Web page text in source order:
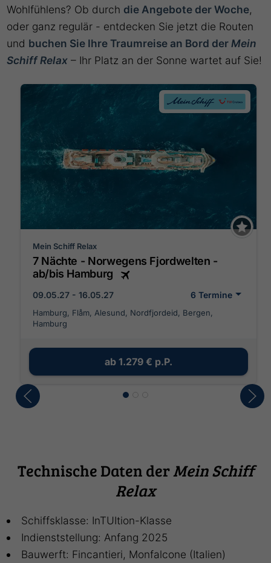
Wohlfühlens? Ob durch die Angebote der Woche,
oder ganz regulär - entdecken Sie jetzt die Routen
und buchen Sie Ihre Traumreise an Bord derMein
Schiff Relax – Ihr Platz an der Sonne wartet auf Sie!
Mein Schiff Relax
7 Nächte - Norwegens Fjordwelten -
ab/bis Hamburg
09.05.27 - 16.05.27 6 Termine
Hamburg, Flåm, Alesund, Nordfjordeid, Bergen,
Hamburg
ab 1.279 € p.P.
Technische Daten derMein Schiff
Relax
Schiffsklasse: InTUItion-Klasse
Indienststellung: Anfang 2025
Bauwerft: Fincantieri, Monfalcone (Italien)